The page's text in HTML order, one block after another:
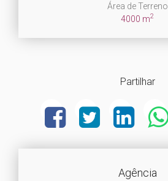
Área de Terreno
4000 m2
Partilhar
Agência